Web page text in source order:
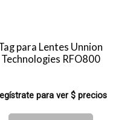
para Lentes Unnion
Technologies RFO800
para ver $ precios